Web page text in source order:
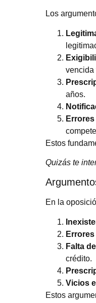
Los
vencida
años.
Estos
Quizás te
En la
Falta
crédito.
Vicios
Estos